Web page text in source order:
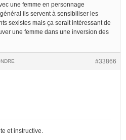
une femme en personnage
ils servent à sensibiliser les
sexistes mais ça serait intéressant de
une femme dans une inversion des
#33866
et instructive.